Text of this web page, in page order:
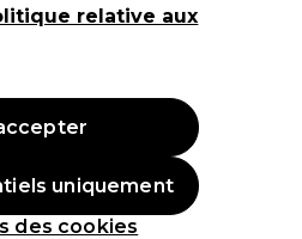
relative aux
des cookies
uniquement